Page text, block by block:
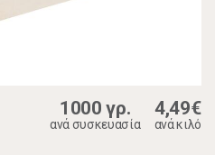
1000 γρ.
ανά συσκευασία
4,49€
ανά κιλό